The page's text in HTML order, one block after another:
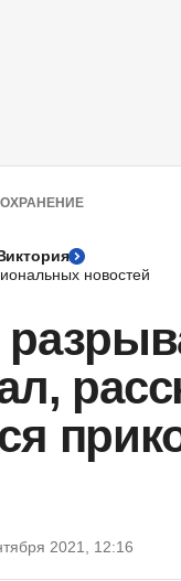
новостей
2021, 12:16